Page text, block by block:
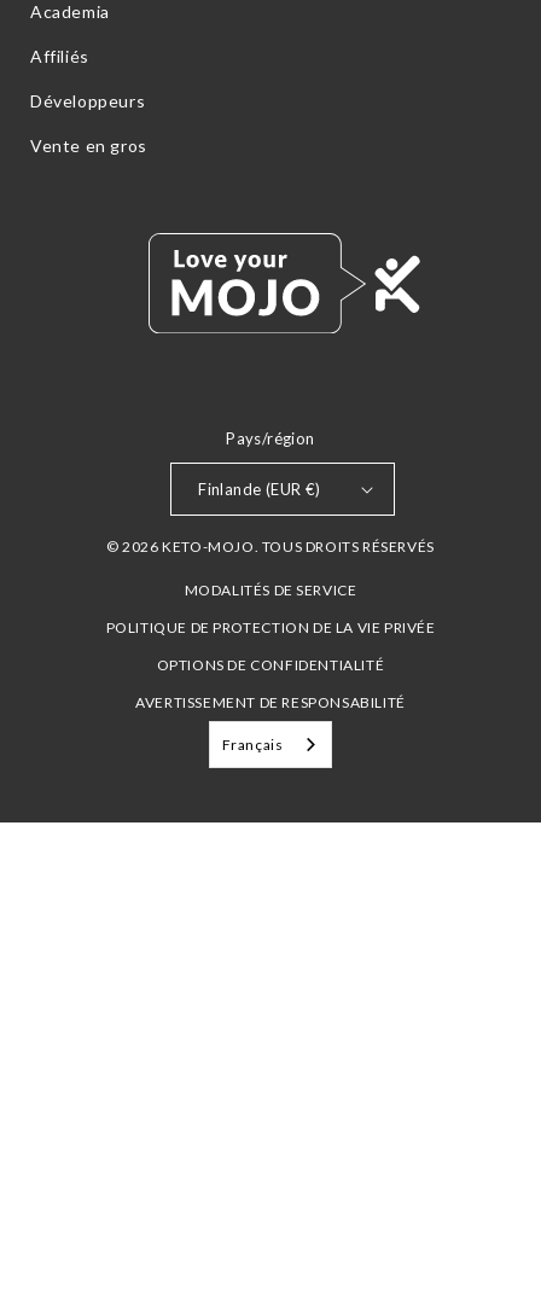
Academia
Affiliés
Développeurs
Vente en gros
Pays/région
Finlande (EUR €)
© 2026 KETO-MOJO. TOUS DROITS RÉSERVÉS
MODALITÉS DE SERVICE
POLITIQUE DE PROTECTION DE LA VIE PRIVÉE
OPTIONS DE CONFIDENTIALITÉ
AVERTISSEMENT DE RESPONSABILITÉ
Français